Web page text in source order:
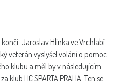
Jaroslav Hlinka ve Vrchlabí
veterán vyslyšel volání o pomoc
klubu a měl by v následujícím
klub HC SPARTA PRAHA. Ten se